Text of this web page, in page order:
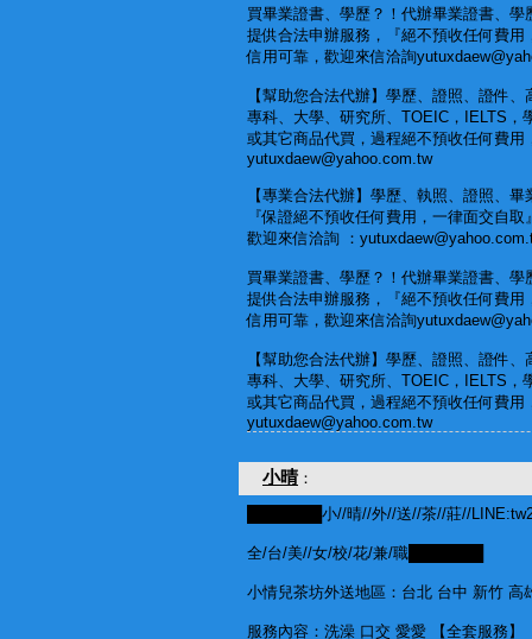
買畢業證書、學歷？！代辦畢業證書、學
提供合法申辦服務，『絕不預收任何費用
信用可靠，歡迎來信洽詢
【幫助您合法代辦】學歷、證照、證件、
專科、大學、研究所、TOEIC，IELTS，
或其它商品代買，過程絕不預收任何費用
yutuxdaew@yahoo.com.tw
【專業合法代辦】學歷、執照、證照、畢
『保證絕不預收任何費用，一律面交自取
歡迎來信洽詢 ：
買畢業證書、學歷？！代辦畢業證書、學
提供合法申辦服務，『絕不預收任何費用
信用可靠，歡迎來信洽詢
【幫助您合法代辦】學歷、證照、證件、
專科、大學、研究所、TOEIC，IELTS，
或其它商品代買，過程絕不預收任何費用
yutuxdaew@yahoo.com.tw
小晴 ：
███████小//晴//外//送//茶//莊//
全/台/美//女/校/花/兼/職███████
小情兒茶坊外送地區：台北 台中 新竹 高
服務內容：洗澡 口交 愛愛 【全套服務】